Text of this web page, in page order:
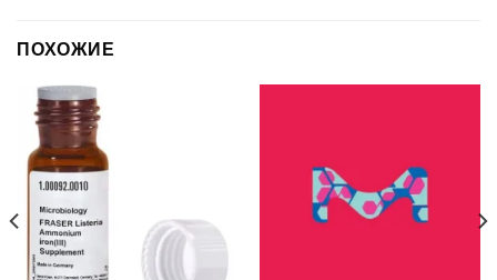
ПОХОЖИЕ